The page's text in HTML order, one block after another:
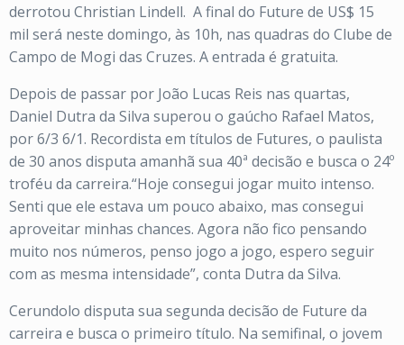
derrotou Christian Lindell. A final do Future de US$ 15
mil será neste domingo, às 10h, nas quadras do Clube de
Campo de Mogi das Cruzes. A entrada é gratuita.
Depois de passar por João Lucas Reis nas quartas,
Daniel Dutra da Silva superou o gaúcho Rafael Matos,
por 6/3 6/1. Recordista em títulos de Futures, o paulista
de 30 anos disputa amanhã sua 40ª decisão e busca o 24º
troféu da carreira.“Hoje consegui jogar muito intenso.
Senti que ele estava um pouco abaixo, mas consegui
aproveitar minhas chances. Agora não fico pensando
muito nos números, penso jogo a jogo, espero seguir
com as mesma intensidade”, conta Dutra da Silva.
Cerundolo disputa sua segunda decisão de Future da
carreira e busca o primeiro título. Na semifinal, o jovem